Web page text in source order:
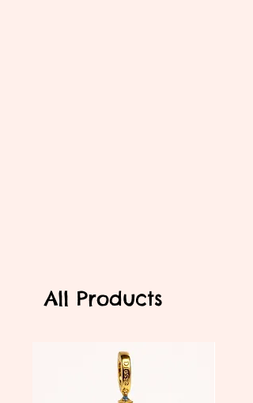
All Products